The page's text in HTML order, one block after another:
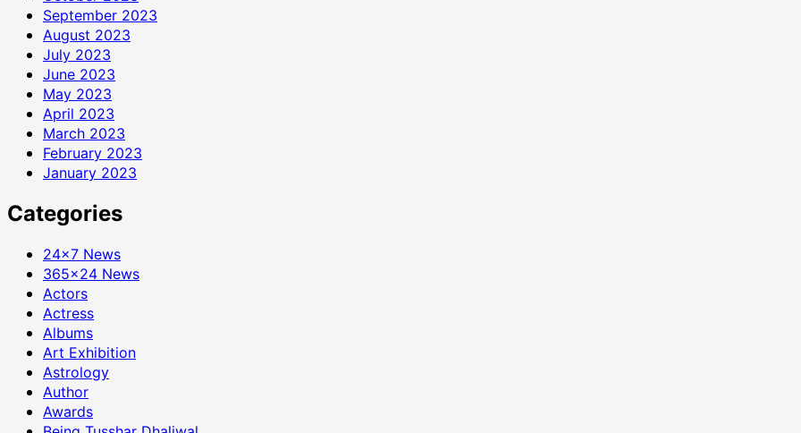
September 2023
August 2023
July 2023
June 2023
May 2023
April 2023
March 2023
February 2023
January 2023
Categories
24×7 News
365×24 News
Actors
Actress
Albums
Art Exhibition
Astrology
Author
Awards